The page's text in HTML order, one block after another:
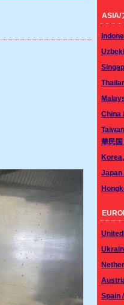
ASIA/
China
華民国
Japan
Spain